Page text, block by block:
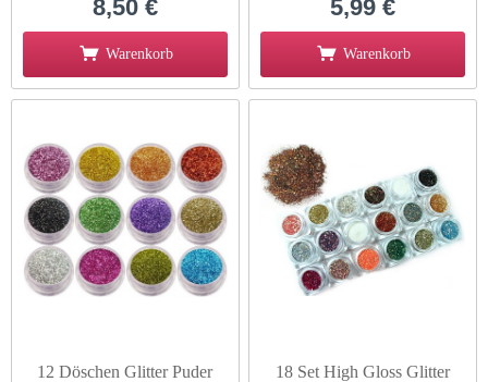
8,50 €
Warenkorb
5,99 €
Warenkorb
12 Döschen Glitter Puder
18 Set High Gloss Glitter